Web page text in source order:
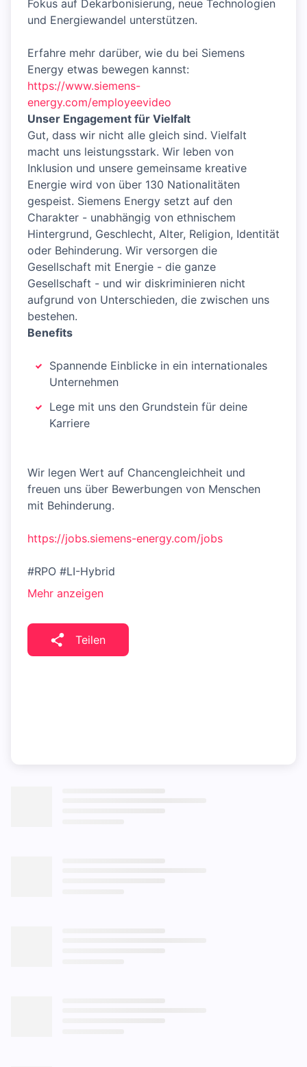
Fokus auf Dekarbonisierung, neue Technologien
und Energiewandel unterstützen.
Erfahre mehr darüber, wie du bei Siemens
Energy etwas bewegen kannst:
https://www.siemens-
energy.com/employeevideo
Unser Engagement für Vielfalt
Gut, dass wir nicht alle gleich sind. Vielfalt
macht uns leistungsstark. Wir leben von
Inklusion und unsere gemeinsame kreative
Energie wird von über 130 Nationalitäten
gespeist. Siemens Energy setzt auf den
Charakter - unabhängig von ethnischem
Hintergrund, Geschlecht, Alter, Religion, Identität
oder Behinderung. Wir versorgen die
Gesellschaft mit Energie - die ganze
Gesellschaft - und wir diskriminieren nicht
aufgrund von Unterschieden, die zwischen uns
bestehen.
Benefits
Spannende Einblicke in ein internationales
Unternehmen
Lege mit uns den Grundstein für deine
Karriere
Wir legen Wert auf Chancengleichheit und
freuen uns über Bewerbungen von Menschen
mit Behinderung.
https://jobs.siemens-energy.com/jobs
#RPO #LI-Hybrid
Mehr anzeigen
Teilen